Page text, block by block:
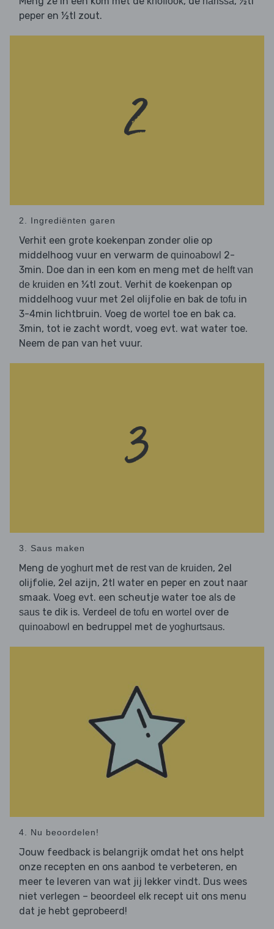
peper en ½tl zout.
2. Ingrediënten garen
Verhit een grote koekenpan zonder olie op
middelhoog vuur en verwarm de quinoabowl 2-
3min. Doe dan in een kom en meng met de helft van
de kruiden en ¼tl zout. Verhit de koekenpan op
middelhoog vuur met 2el olijfolie en bak de tofu in
3-4min lichtbruin. Voeg de wortel toe en bak ca.
3min, tot ie zacht wordt, voeg evt. wat water toe.
Neem de pan van het vuur.
3. Saus maken
Meng de yoghurtmet de rest van de kruiden, 2el
olijfolie, 2el azijn, 2tl water en peper en zout naar
smaak. Voeg evt. een scheutje water toe als de
saus te dik is. Verdeel de tofu en wortel over de
quinoabowl en bedruppel met de yoghurtsaus.
4. Nu beoordelen!
Jouw feedback is belangrijk omdat het ons helpt
onze recepten en ons aanbod te verbeteren, en
meer te leveren van wat jij lekker vindt. Dus wees
niet verlegen – beoordeel elk recept uit ons menu
dat je hebt geprobeerd!